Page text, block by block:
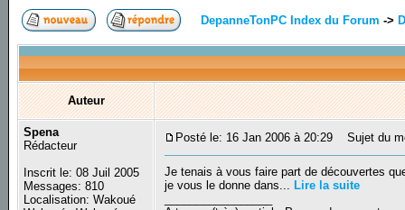
DepanneTonPC Index du Forum ->
Auteur
Spena
Rédacteur
Inscrit le: 08 Juil 2005
Messages: 810
Localisation: Wakoué
Posté le: 16 Jan 2006 à 20:29 Sujet du
Je tenais à vous faire part de découvertes
je vous le donne dans... Lire la suite